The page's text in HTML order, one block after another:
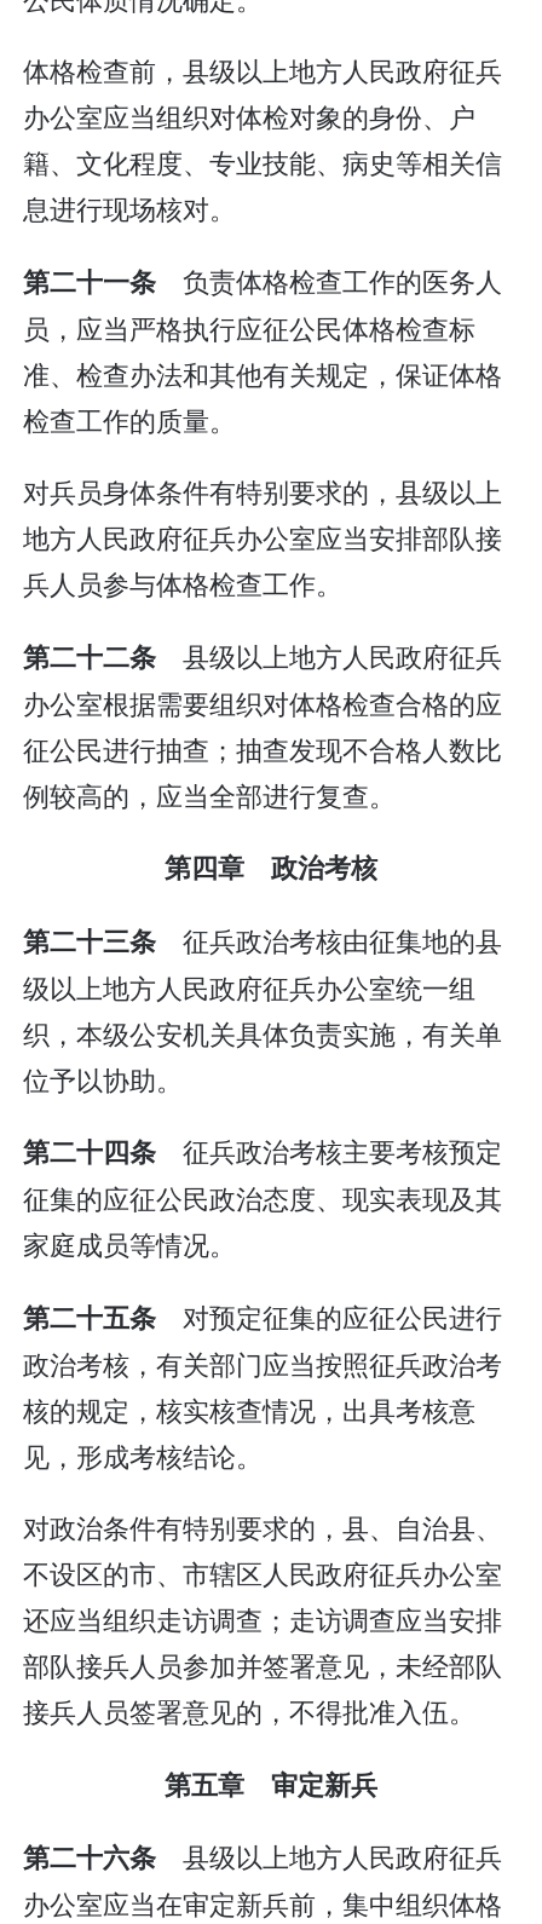
体格检查前，县级以上地方人民政府征兵
办公室应当组织对体检对象的身份、户
籍、文化程度、专业技能、病史等相关信
息进行现场核对。
第二十一条 负责体格检查工作的医务人
员，应当严格执行应征公民体格检查标
准、检查办法和其他有关规定，保证体格
检查工作的质量。
对兵员身体条件有特别要求的，县级以上
地方人民政府征兵办公室应当安排部队接
兵人员参与体格检查工作。
第二十二条 县级以上地方人民政府征兵
办公室根据需要组织对体格检查合格的应
征公民进行抽查；抽查发现不合格人数比
例较高的，应当全部进行复查。
第四章 政治考核
第二十三条 征兵政治考核由征集地的县
级以上地方人民政府征兵办公室统一组
织，本级公安机关具体负责实施，有关单
位予以协助。
第二十四条 征兵政治考核主要考核预定
征集的应征公民政治态度、现实表现及其
家庭成员等情况。
第二十五条 对预定征集的应征公民进行
政治考核，有关部门应当按照征兵政治考
核的规定，核实核查情况，出具考核意
见，形成考核结论。
对政治条件有特别要求的，县、自治县、
不设区的市、市辖区人民政府征兵办公室
还应当组织走访调查；走访调查应当安排
部队接兵人员参加并签署意见，未经部队
接兵人员签署意见的，不得批准入伍。
第五章 审定新兵
第二十六条 县级以上地方人民政府征兵
办公室应当在审定新兵前，集中组织体格